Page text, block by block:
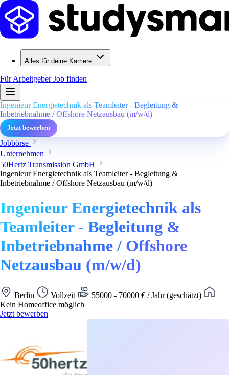
Alles für deine Karriere
Für ArbeitgeberJob finden
Ingenieur Energietechnik als Teamleiter - Begleitung &
Inbetriebnahme / Offshore Netzausbau (m/w/d)
Jetzt bewerben
Jobbörse
Unternehmen
50Hertz Transmission GmbH
Ingenieur Energietechnik als Teamleiter - Begleitung &
Inbetriebnahme / Offshore Netzausbau (m/w/d)
Ingenieur Energietechnik als
Teamleiter - Begleitung &
Inbetriebnahme / Offshore
Netzausbau (m/w/d)
Berlin Vollzeit
55000 - 70000 € / Jahr (geschätzt)
Kein Homeoffice möglich
Jetzt bewerben